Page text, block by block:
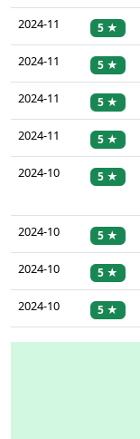
2024-11 5 ★
2024-11 5 ★
2024-11 5 ★
2024-11 5 ★
2024-10 5 ★
2024-10 5 ★
2024-10 5 ★
2024-10 5 ★